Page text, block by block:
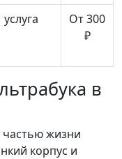
услуга
От 300
₽
в
частью жизни
корпус и